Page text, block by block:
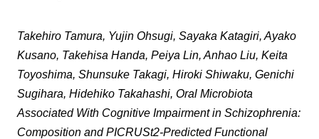
Takehiro Tamura, Yujin Ohsugi, Sayaka Katagiri, Ayako
Kusano, Takehisa Handa, Peiya Lin, Anhao Liu, Keita
Toyoshima, Shunsuke Takagi, Hiroki Shiwaku, Genichi
Sugihara, Hidehiko Takahashi, Oral Microbiota
Associated With Cognitive Impairment in Schizophrenia:
Composition and PICRUSt2-Predicted Functional